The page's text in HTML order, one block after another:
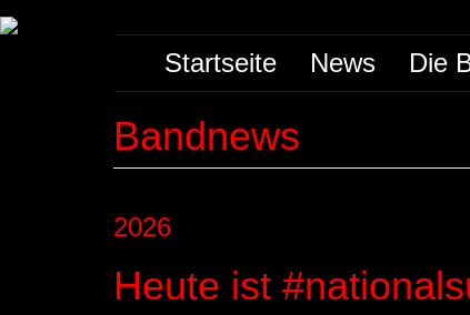
Direkt
Main
navigation
Startseite News Die
Bandnews
2026
Heute ist